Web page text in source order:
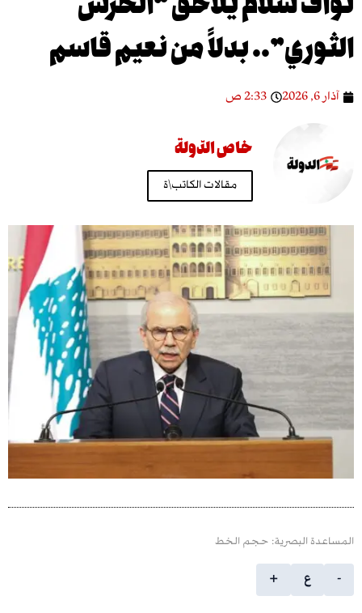
بدلاً من نعيم قاسم
2:33 ص
خاص الدّولة
مقالات الكاتب\ة
البصرية: حجم الخط